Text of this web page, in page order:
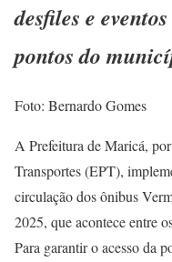
desfiles e
pontos do
Foto: Bernardo Gomes
A Prefeitura de Maricá,
Transportes (EPT),
circulação dos ônibus
2025, que acontece entre
Para garantir o acesso da